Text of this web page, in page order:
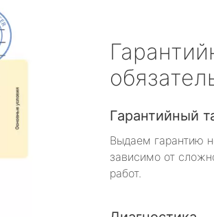
Гарантийный
Выдаем гарантию
зависимо от
работ.